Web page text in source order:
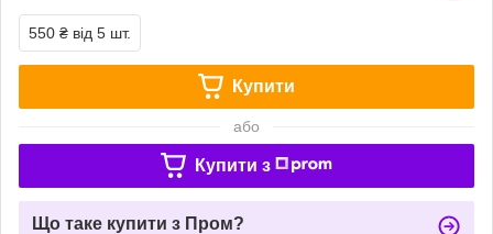
550 ₴ від 5 шт.
Купити
або
Купити з
Що таке купити з Пром?